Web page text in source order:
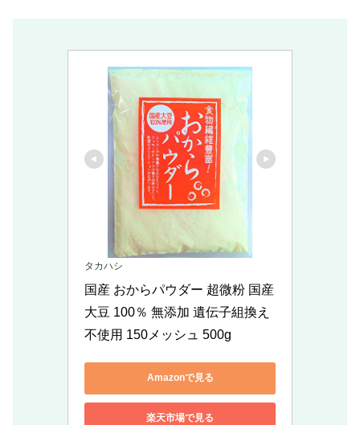
タカハシ
国産 おからパウダー 超微粉 国産
大豆 100％ 無添加 遺伝子組換え
不使用 150メッシュ 500g
Amazonで見る
楽天市場で見る